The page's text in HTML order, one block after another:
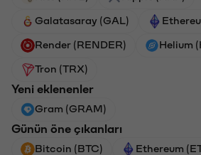
Galatasaray (GAL)
Render (RENDER) Helium
Tron (TRX)
Yeni eklenenler
Gram (GRAM)
Günün öne çıkanları
Bitcoin (BTC) Ethereum